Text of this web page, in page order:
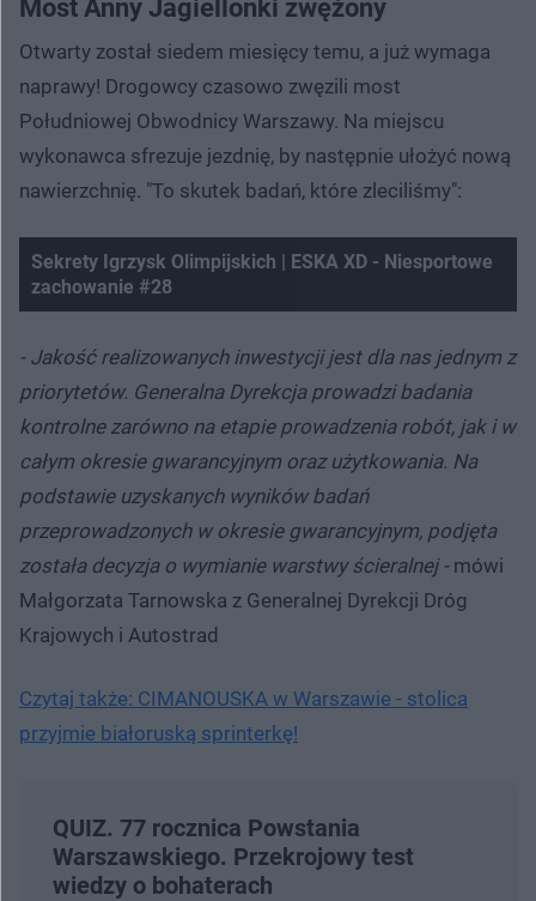
Most Anny Jagiellonki zwężony
Otwarty został siedem miesięcy temu, a już wymaga
naprawy! Drogowcy czasowo zwęzili most
Południowej Obwodnicy Warszawy. Na miejscu
wykonawca sfrezuje jezdnię, by następnie ułożyć nową
nawierzchnię. "To skutek badań, które zleciliśmy":
Sekrety Igrzysk Olimpijskich | ESKA XD - Niesportowe
zachowanie #28
Spróbuj ponownie
- Jakość realizowanych inwestycji jest dla nas jednym z
priorytetów. Generalna Dyrekcja prowadzi badania
kontrolne zarówno na etapie prowadzenia robót, jak i w
całym okresie gwarancyjnym oraz użytkowania. Na
podstawie uzyskanych wyników badań
przeprowadzonych w okresie gwarancyjnym, podjęta
została decyzja o wymianie warstwy ścieralnej -mówi
Małgorzata Tarnowska z Generalnej Dyrekcji Dróg
Krajowych i Autostrad
Czytaj także: CIMANOUSKA w Warszawie - stolica
przyjmie białoruską sprinterkę!
QUIZ. 77 rocznica Powstania
Warszawskiego. Przekrojowy test
wiedzy o bohaterach